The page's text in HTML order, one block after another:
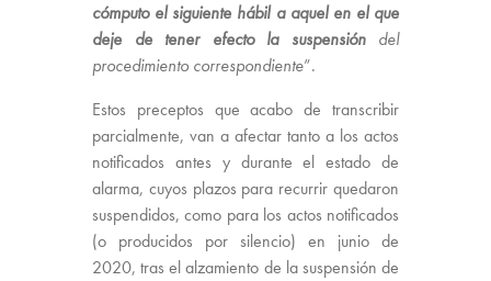
cómputo el siguiente hábil a aquel en el que
deje de tener efecto la suspensióndel
procedimiento correspondiente”.
Estos preceptos que acabo de transcribir
parcialmente, van a afectar tanto a los actos
notificados antes y durante el estado de
alarma, cuyos plazos para recurrir quedaron
suspendidos, como para los actos notificados
(o producidos por silencio) en junio de
2020, tras el alzamiento de la suspensión de